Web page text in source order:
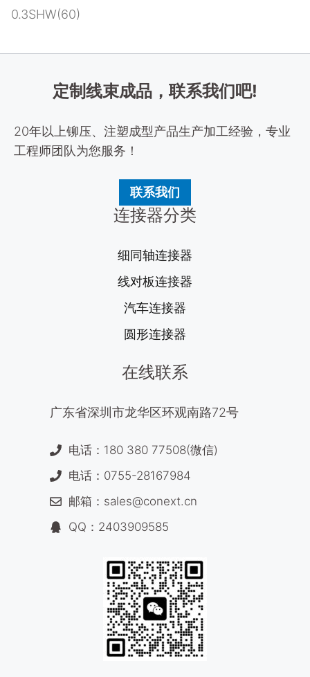
0.3SHW(60)
定制线束成品，联系我们吧!
20年以上铆压、注塑成型产品生产加工经验，专业
工程师团队为您服务！
联系我们
连接器分类
细同轴连接器
线对板连接器
汽车连接器
圆形连接器
在线联系
广东省深圳市龙华区环观南路72号
电话：180 380 77508(微信)
电话：0755-28167984
邮箱：sales@conext.cn
QQ：2403909585